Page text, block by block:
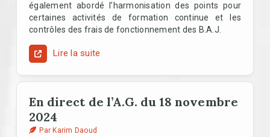
également abordé l’harmonisation des points pour
certaines activités de formation continue et les
contrôles des frais de fonctionnement des B.A.J.
Lire la suite
En direct de l’A.G. du 18 novembre
2024
Par Karim Daoud